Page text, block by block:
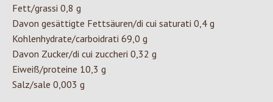
Fett/grassi 0,8 g
Davon gesättigte Fettsäuren/di cui saturati 0,4 g
Kohlenhydrate/carboidrati 69,0 g
Davon Zucker/di cui zuccheri 0,32 g
Eiweiß/proteine 10,3 g
Salz/sale 0,003 g